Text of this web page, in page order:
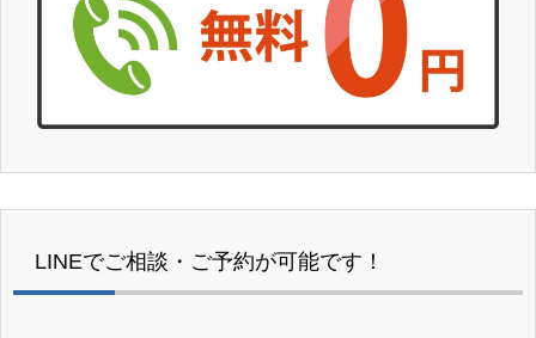
LINEでご相談・ご予約が可能です！